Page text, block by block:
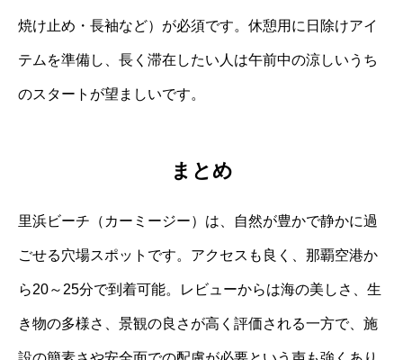
焼け止め・長袖など）が必須です。休憩用に日除けアイ
テムを準備し、長く滞在したい人は午前中の涼しいうち
のスタートが望ましいです。
まとめ
里浜ビーチ（カーミージー）は、自然が豊かで静かに過
ごせる穴場スポットです。アクセスも良く、那覇空港か
ら20～25分で到着可能。レビューからは海の美しさ、生
き物の多様さ、景観の良さが高く評価される一方で、施